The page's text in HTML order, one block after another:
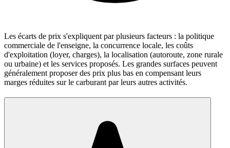
Les écarts de prix s'expliquent par plusieurs facteurs : la politique
commerciale de l'enseigne, la concurrence locale, les coûts
d'exploitation (loyer, charges), la localisation (autoroute, zone rurale
ou urbaine) et les services proposés. Les grandes surfaces peuvent
généralement proposer des prix plus bas en compensant leurs
marges réduites sur le carburant par leurs autres activités.